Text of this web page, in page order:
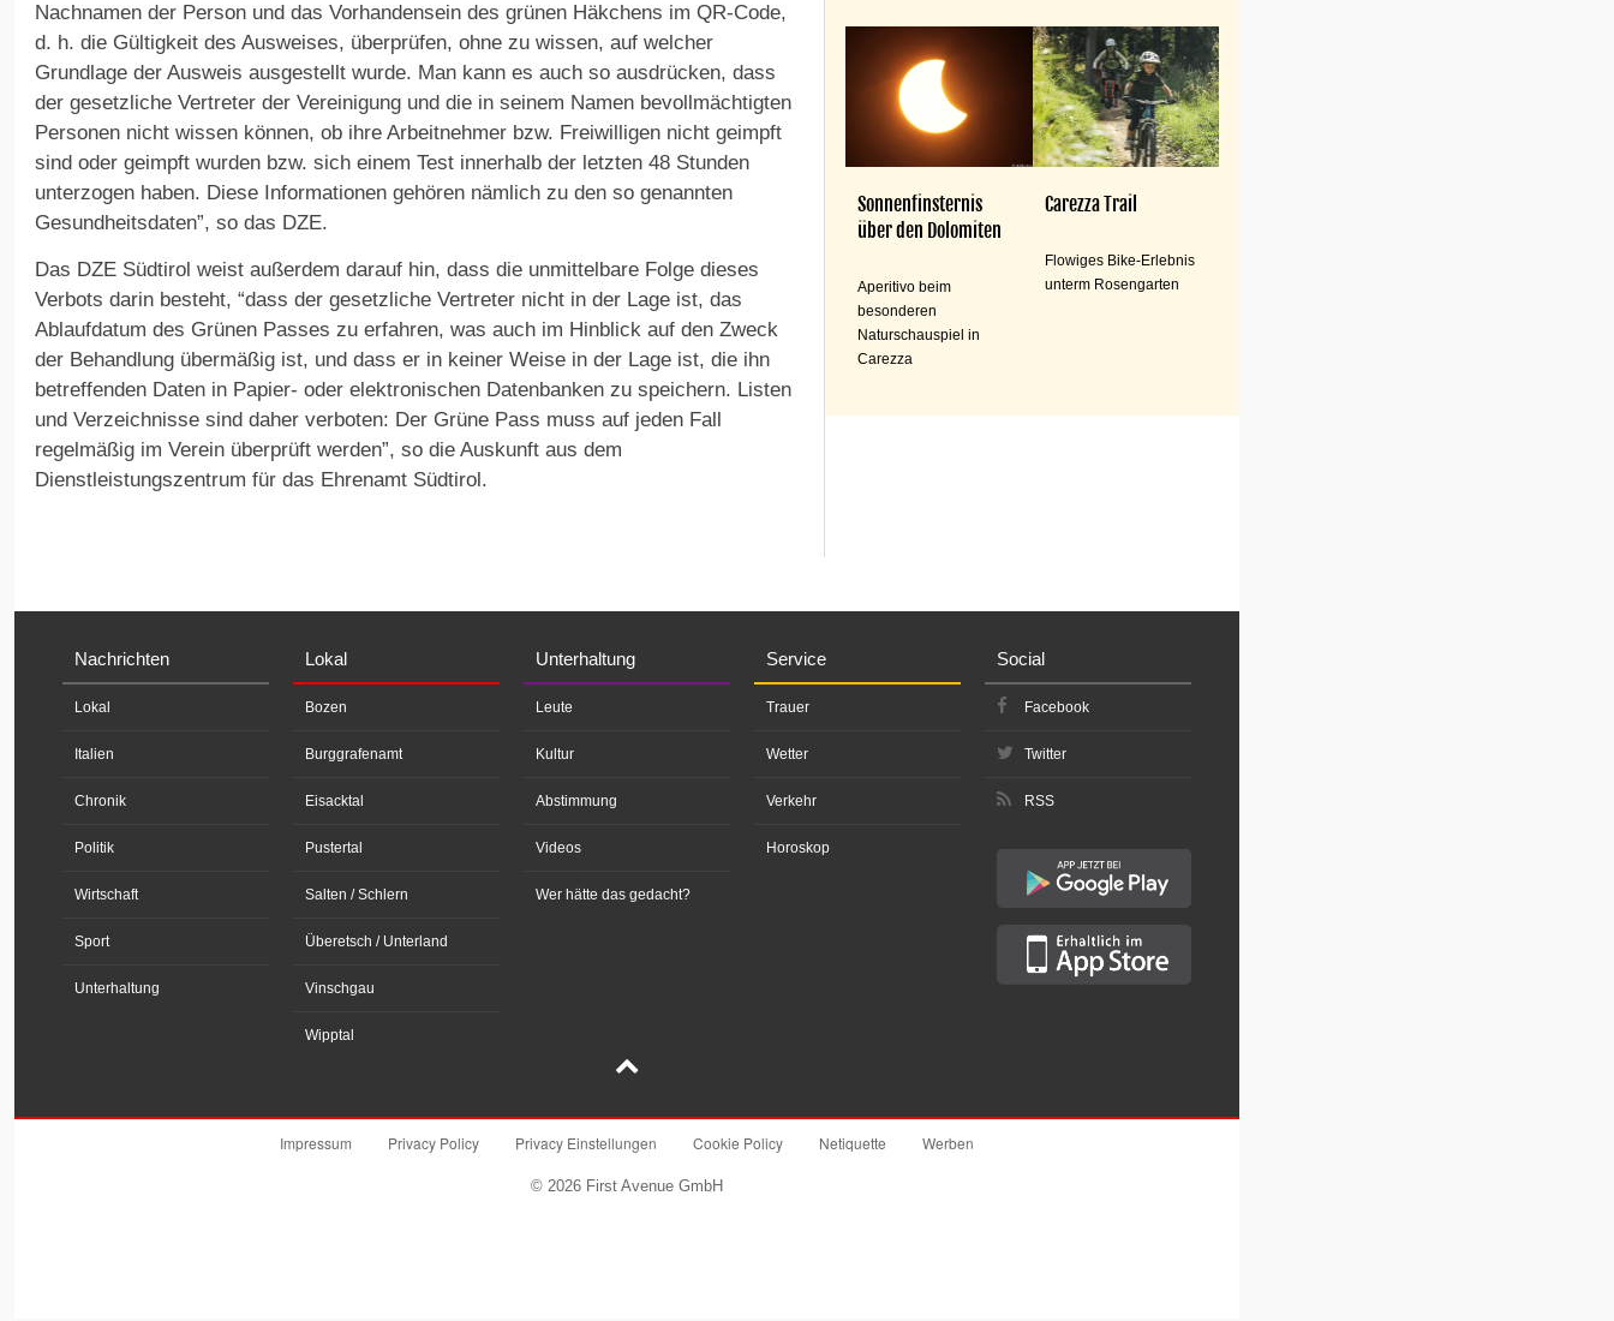
Nachnamen der Person und das Vorhandensein des grünen Häkchens im QR-Code,
d. h. die Gültigkeit des Ausweises, überprüfen, ohne zu wissen, auf welcher
Grundlage der Ausweis ausgestellt wurde. Man kann es auch so ausdrücken, dass
der gesetzliche Vertreter der Vereinigung und die in seinem Namen bevollmächtigten
Personen nicht wissen können, ob ihre Arbeitnehmer bzw. Freiwilligen nicht geimpft
sind oder geimpft wurden bzw. sich einem Test innerhalb der letzten 48 Stunden
unterzogen haben. Diese Informationen gehören nämlich zu den so genannten
Gesundheitsdaten”, so das DZE.
Das DZE Südtirol weist außerdem darauf hin, dass die unmittelbare Folge dieses
Verbots darin besteht, “dass der gesetzliche Vertreter nicht in der Lage ist, das
Ablaufdatum des Grünen Passes zu erfahren, was auch im Hinblick auf den Zweck
der Behandlung übermäßig ist, und dass er in keiner Weise in der Lage ist, die ihn
betreffenden Daten in Papier- oder elektronischen Datenbanken zu speichern. Listen
und Verzeichnisse sind daher verboten: Der Grüne Pass muss auf jeden Fall
regelmäßig im Verein überprüft werden”, so die Auskunft aus dem
Dienstleistungszentrum für das Ehrenamt Südtirol.
Sonnenfinsternis
über den Dolomiten
Aperitivo beim
besonderen
Naturschauspiel in
Carezza
Carezza Trail
Flowiges Bike-Erlebnis
unterm Rosengarten
Nachrichten
Lokal
Italien
Chronik
Politik
Wirtschaft
Sport
Unterhaltung
Lokal
Bozen
Burggrafenamt
Eisacktal
Pustertal
Salten / Schlern
Überetsch / Unterland
Vinschgau
Wipptal
Unterhaltung
Leute
Kultur
Abstimmung
Videos
Wer hätte das gedacht?
Service
Trauer
Wetter
Verkehr
Horoskop
Social
Facebook
Twitter
RSS
Impressum Privacy Policy Privacy Einstellungen Cookie Policy Netiquette Werben
© 2026 First Avenue GmbH